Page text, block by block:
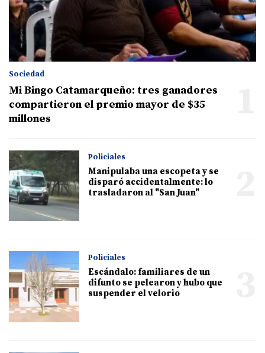
Sociedad
Mi Bingo Catamarqueño: tres ganadores
compartieron el premio mayor de $35
millones
Policiales
Manipulaba una escopeta y se
disparó accidentalmente: lo
trasladaron al "San Juan"
Policiales
Escándalo: familiares de un
difunto se pelearon y hubo que
suspender el velorio